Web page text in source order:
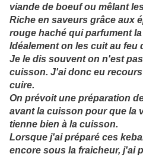
viande de boeuf ou mêlant
Riche en saveurs grâce aux
rouge haché qui parfument
Idéalement on les cuit au feu
Je le dis souvent on n'est
cuisson. J'ai donc eu
cuire.
On prévoit une préparation
avant la cuisson pour que la
tienne bien à la cuisson.
Lorsque j'ai préparé ces
encore sous la fraicheur, j'ai